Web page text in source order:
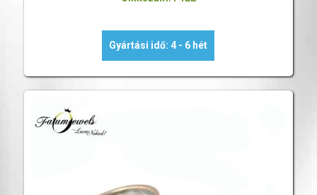
Gyártási idő: 4 - 6 hét